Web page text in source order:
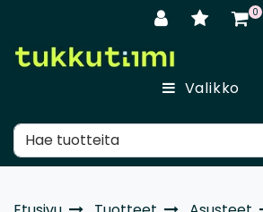
0
Valikko